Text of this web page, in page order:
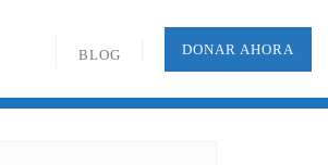
BLOG DONAR AHORA